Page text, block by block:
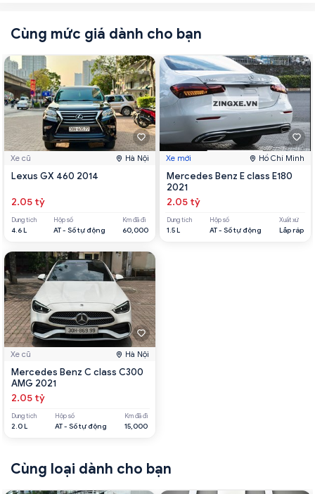
Cùng mức giá dành cho bạn
Xe cũ Hà Nội
Lexus GX 460 2014
2.05 tỷ
Dung tích
4.6 L
Hộp số
AT - Số tự động
Km đã đi
60,000
Xe cũ Hà Nội
Mercedes Benz C class C300
AMG 2021
2.05 tỷ
Dung tích
2.0 L
Hộp số
AT - Số tự động
Km đã đi
15,000
Xe mới Hồ Chí Minh
Mercedes Benz E class E180
2021
2.05 tỷ
Dung tích
1.5 L
Hộp số
AT - Số tự động
Xuất xứ
Lắp ráp
Cùng loại dành cho bạn